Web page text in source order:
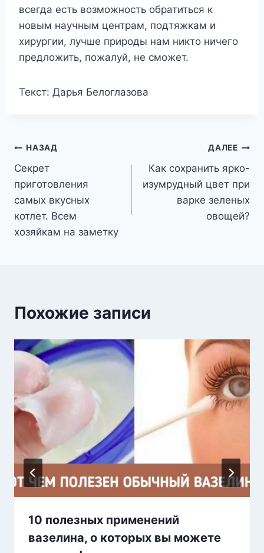
всегда есть возможность обратиться к
новым научным центрам, подтяжкам и
хирургии, лучше природы нам никто ничего
предложить, пожалуй, не сможет.
Текст: Дарья Белоглазова
Навигация
по
записям
НАЗАД
Секрет
приготовления
самых вкусных
котлет. Всем
хозяйкам на заметку
ДАЛЕЕ
Как сохранить ярко-
изумрудный цвет при
варке зеленых
овощей?
Похожие записи
10 полезных применений
вазелина, о которых вы можете